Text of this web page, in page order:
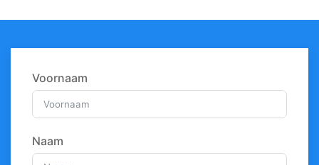
Voornaam
Naam